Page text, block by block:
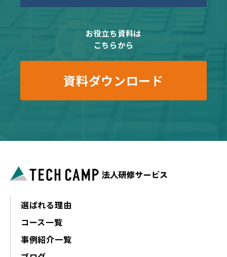
お役立ち資料は
こちらから
資料ダウンロード
選ばれる理由
コース一覧
事例紹介一覧